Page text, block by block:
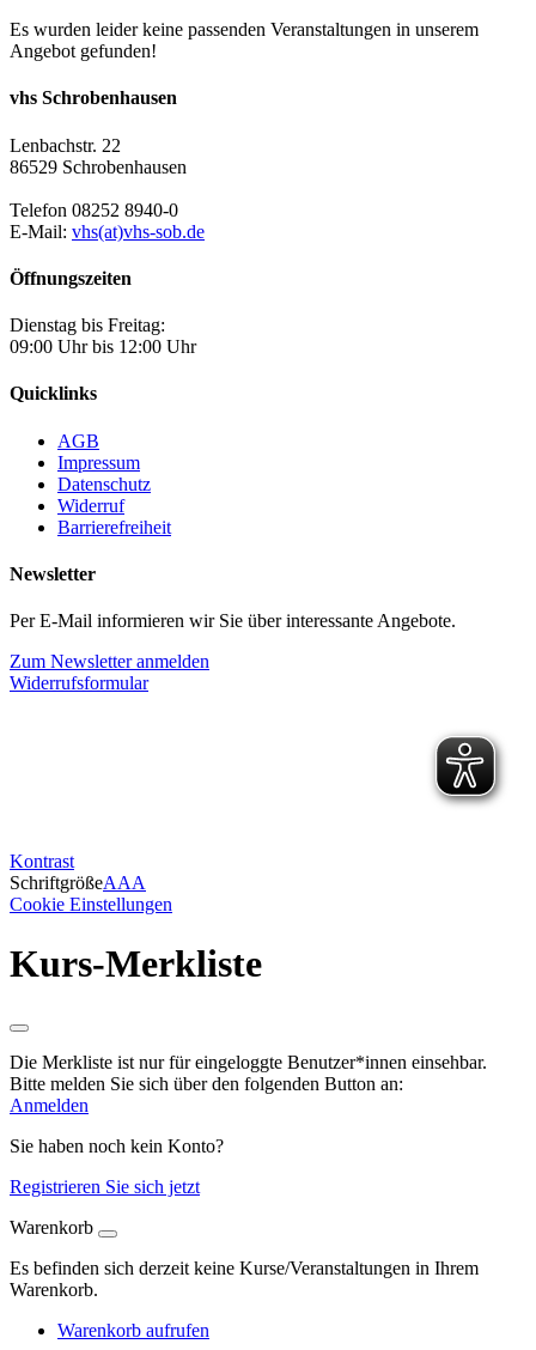
Es wurden leider keine passenden Veranstaltungen in unserem
Angebot gefunden!
vhs Schrobenhausen
Lenbachstr. 22
86529 Schrobenhausen
Telefon 08252 8940-0
E-Mail: vhs(at)vhs-sob.de
Öffnungszeiten
Dienstag bis Freitag:
09:00 Uhr bis 12:00 Uhr
Quicklinks
AGB
Impressum
Datenschutz
Widerruf
Barrierefreiheit
Newsletter
Per E-Mail informieren wir Sie über interessante Angebote.
Zum Newsletter anmelden
Widerrufsformular
Kontrast
SchriftgrößeAAA
Cookie Einstellungen
Kurs-Merkliste
Die Merkliste ist nur für eingeloggte Benutzer*innen einsehbar.
Bitte melden Sie sich über den folgenden Button an:
Anmelden
Sie haben noch kein Konto?
Registrieren Sie sich jetzt
Warenkorb
Es befinden sich derzeit keine Kurse/Veranstaltungen in Ihrem
Warenkorb.
Warenkorb aufrufen